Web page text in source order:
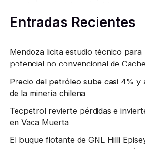
Entradas Recientes
Mendoza licita estudio técnico para
potencial no convencional de
Precio del petróleo sube casi 4% y
de la minería chilena
Tecpetrol revierte pérdidas e
en Vaca Muerta
El buque flotante de GNL Hilli